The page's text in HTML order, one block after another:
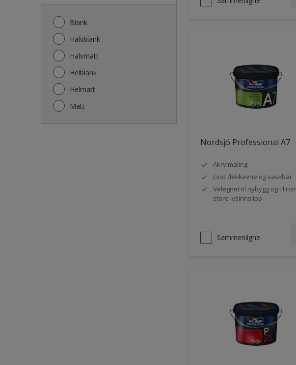
Blank
Halvblank
Halvmatt
Helblank
Helmatt
Matt
Nordsjö Professional A7
Akrylmaling
God dekkevne og vaskbar
Velegnet til nybygg og til
store lysinnslipp
Sammenligne